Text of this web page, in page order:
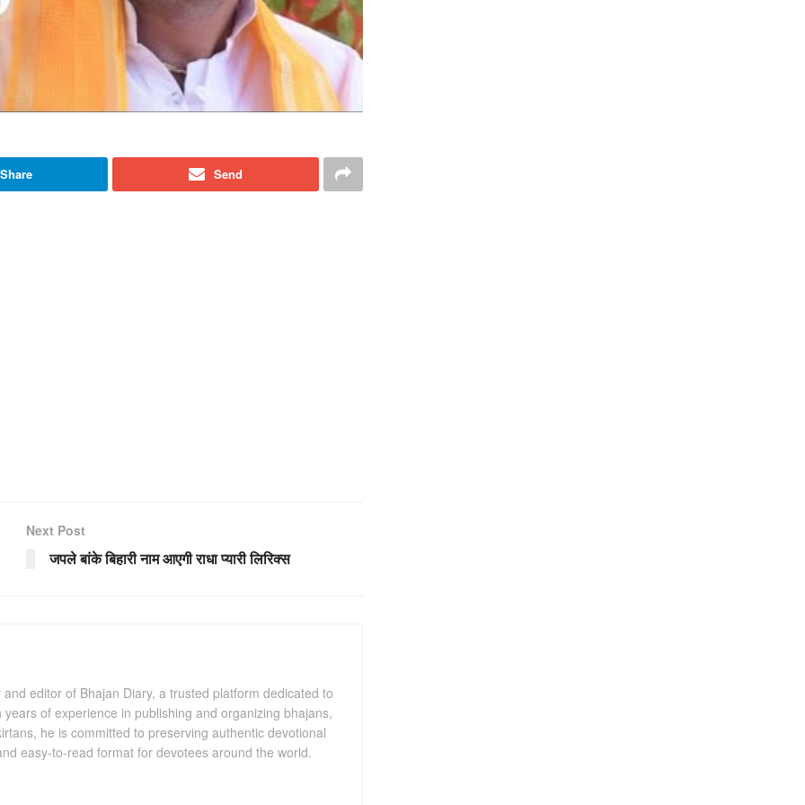
Share Send
Next Post
जपले बांके बिहारी नाम आएगी राधा प्यारी लिरिक्स
editor of Bhajan Diary, a trusted platform dedicated to
of experience in publishing and organizing bhajans,
he is committed to preserving authentic devotional
easy-to-read format for devotees around the world.